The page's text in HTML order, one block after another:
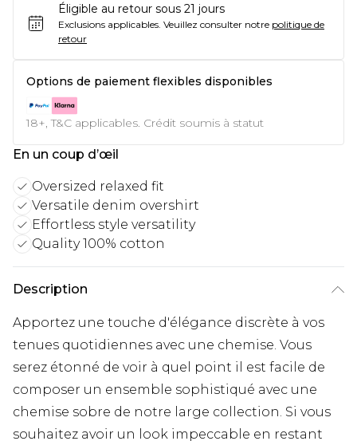
Éligible au retour sous 21 jours
Exclusions applicables. Veuillez consulter notre politique de
retour
Options de paiement flexibles disponibles
18+, T&C applicables. Crédit soumis à statut
En un coup d’œil
Oversized relaxed fit
Versatile denim overshirt
Effortless style versatility
Quality 100% cotton
Description
Apportez une touche d'élégance discrète à vos
tenues quotidiennes avec une chemise. Vous
serez étonné de voir à quel point il est facile de
composer un ensemble sophistiqué avec une
chemise sobre de notre large collection. Si vous
souhaitez avoir un look impeccable en restant